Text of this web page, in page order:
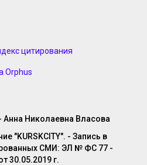
Анна Николаевна Власова
"KURSKCITY". - Запись в
СМИ: ЭЛ № ФС 77 -
30.05.2019 г.